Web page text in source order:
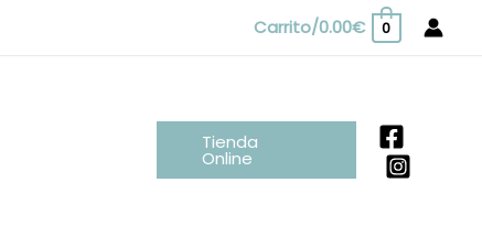
Carrito/0.00€ 0
Tienda
Online